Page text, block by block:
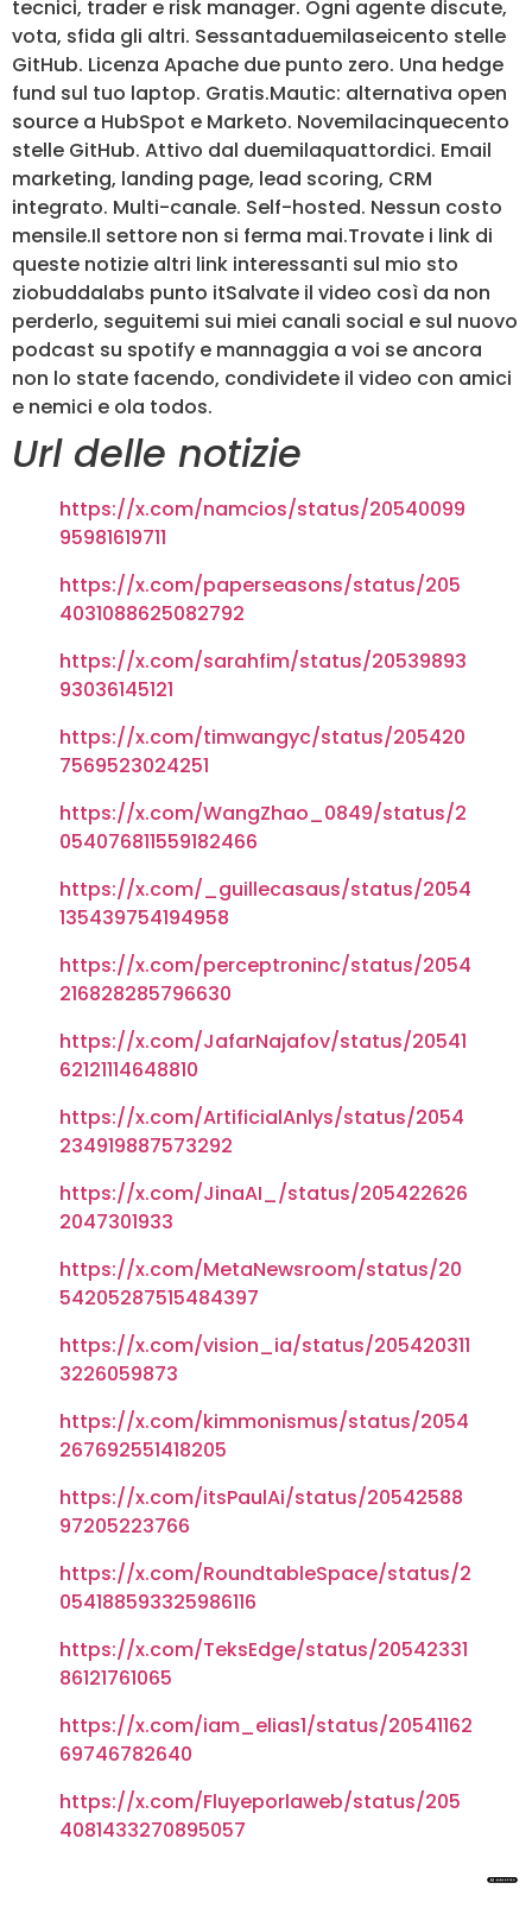
tecnici, trader e risk manager. Ogni agente discute,
vota, sfida gli altri. Sessantaduemilaseicento stelle
GitHub. Licenza Apache due punto zero. Una hedge
fund sul tuo laptop. Gratis.Mautic: alternativa open
source a HubSpot e Marketo. Novemilacinquecento
stelle GitHub. Attivo dal duemilaquattordici. Email
marketing, landing page, lead scoring, CRM
integrato. Multi-canale. Self-hosted. Nessun costo
mensile.Il settore non si ferma mai.Trovate i link di
queste notizie altri link interessanti sul mio sto
ziobuddalabs punto itSalvate il video così da non
perderlo, seguitemi sui miei canali social e sul nuovo
podcast su spotify e mannaggia a voi se ancora
non lo state facendo, condividete il video con amici
e nemici e ola todos.
Url delle notizie
https://x.com/namcios/status/20540099
95981619711
https://x.com/paperseasons/status/205
4031088625082792
https://x.com/sarahfim/status/20539893
93036145121
https://x.com/timwangyc/status/205420
7569523024251
https://x.com/WangZhao_0849/status/2
054076811559182466
https://x.com/_guillecasaus/status/2054
135439754194958
https://x.com/perceptroninc/status/2054
216828285796630
https://x.com/JafarNajafov/status/20541
62121114648810
https://x.com/ArtificialAnlys/status/2054
234919887573292
https://x.com/JinaAI_/status/205422626
2047301933
https://x.com/MetaNewsroom/status/20
54205287515484397
https://x.com/vision_ia/status/205420311
3226059873
https://x.com/kimmonismus/status/2054
267692551418205
https://x.com/itsPaulAi/status/20542588
97205223766
https://x.com/RoundtableSpace/status/2
054188593325986116
https://x.com/TeksEdge/status/20542331
86121761065
https://x.com/iam_elias1/status/20541162
69746782640
https://x.com/Fluyeporlaweb/status/205
4081433270895057